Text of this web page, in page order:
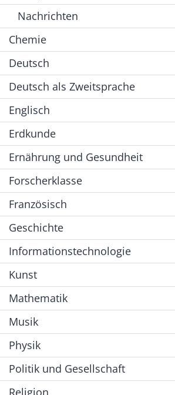
Nachrichten
Chemie
Deutsch
Deutsch als Zweitsprache
Englisch
Erdkunde
Ernährung und Gesundheit
Forscherklasse
Französisch
Geschichte
Informationstechnologie
Kunst
Mathematik
Musik
Physik
Politik und Gesellschaft
Religion